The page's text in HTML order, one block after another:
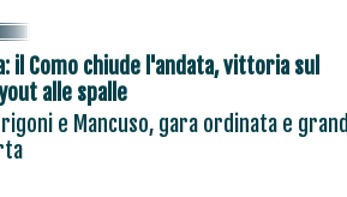
il Como chiude l'andata, vittoria sul
alle spalle
e Mancuso, gara ordinata e